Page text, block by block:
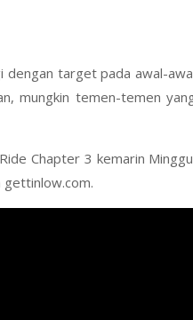
dengan target pada awal-
mungkin temen-temen
Chapter 3 kemarin
gettinlow.com.